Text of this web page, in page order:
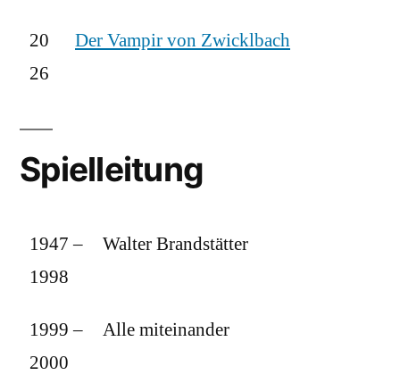
20
26
Der Vampir von Zwicklbach
Spielleitung
1947 –
1998
Walter Brandstätter
1999 –
2000
Alle miteinander